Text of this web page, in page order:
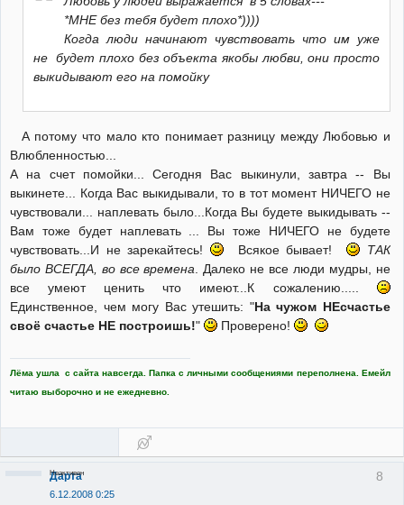
*МНЕ без тебя будет плохо*))))
Когда люди начинают чувствовать что им уже
не будет плохо без объекта якобы любви, они просто
выкидывают его на помойку
А потому что мало кто понимает разницу между Любовью и
Влюбленностью...
А на счет помойки... Сегодня Вас выкинули, завтра -- Вы
выкинете... Когда Вас выкидывали, то в тот момент НИЧЕГО не
чувствовали... наплевать было...Когда Вы будете выкидывать --
Вам тоже будет наплевать ... Вы тоже НИЧЕГО не будете
чувствовать...И не зарекайтесь!
Всякое бывает!
ТАК
было ВСЕГДА, во все времена . Далеко не все люди мудры, не
все умеют ценить что имеют...К сожалению.....
Единственное, чем могу Вас утешить: "На чужом НЕсчастье
своё счастье НЕ построишь!" Проверено!
Лёма ушла с сайта навсегда. Папка с личными сообщениями переполнена. Емейл
читаю выборочно и не ежедневно.
8
Дарта
6.12.2008 0:25
Неактивен